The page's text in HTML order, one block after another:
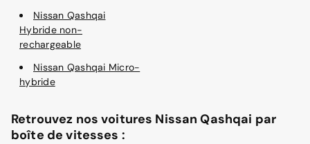
Nissan Qashqai
Hybride non-
rechargeable
Nissan Qashqai Micro-
hybride
Retrouvez nos voitures Nissan Qashqai par
boîte de vitesses :